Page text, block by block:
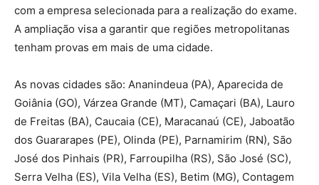
com a empresa selecionada para a realização do exame.
A ampliação visa a garantir que regiões metropolitanas
tenham provas em mais de uma cidade.
As novas cidades são: Ananindeua (PA), Aparecida de
Goiânia (GO), Várzea Grande (MT), Camaçari (BA), Lauro
de Freitas (BA), Caucaia (CE), Maracanaú (CE), Jaboatão
dos Guararapes (PE), Olinda (PE), Parnamirim (RN), São
José dos Pinhais (PR), Farroupilha (RS), São José (SC),
Serra Velha (ES), Vila Velha (ES), Betim (MG), Contagem